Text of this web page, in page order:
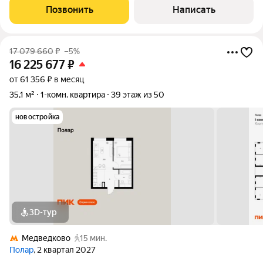
просторная, в ней есть воздух и много света, а планировка
позволяет собирать
Позвонить Написать
17 079 660₽ –5%
16 225 677₽
от 61 356 ₽ в месяц
35,1 м²
1-комн. квартира 39 этаж из 50
новостройка
3D-тур
Медведково
15 мин.
Полар, 2 квартал 2027